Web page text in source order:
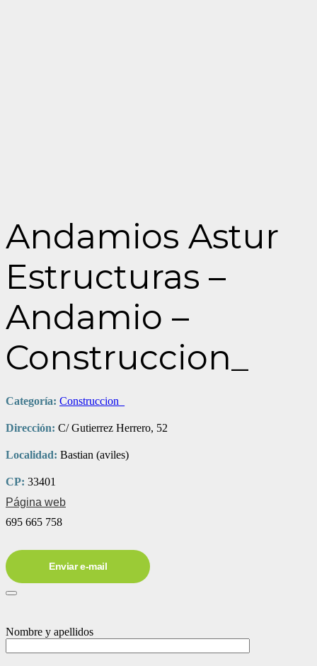
Andamios Astur
Estructuras –
Andamio –
Construccion_
Categoría: Construccion_
Dirección: C/ Gutierrez Herrero, 52
Localidad: Bastian (aviles)
CP: 33401
Página web
695 665 758
Enviar e-mail
Nombre y apellidos